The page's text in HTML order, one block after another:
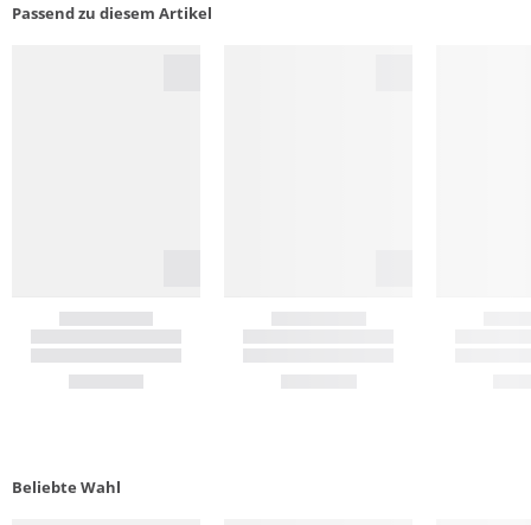
Passend zu diesem Artikel
Beliebte Wahl